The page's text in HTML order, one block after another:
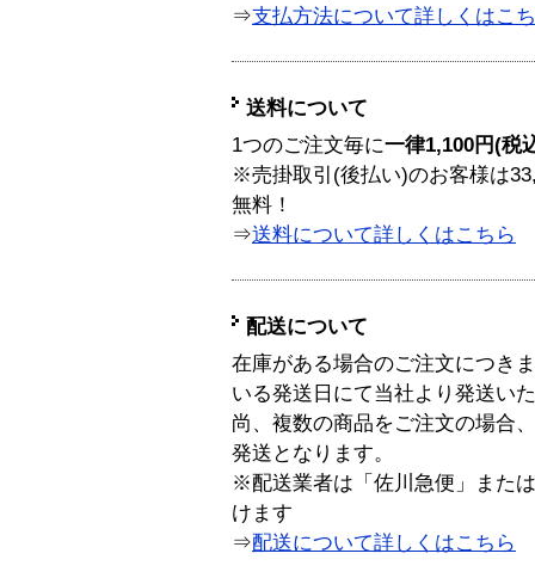
⇒支払方法について詳しくはこ
送料について
1つのご注文毎に一律1,100円(税
※売掛取引(後払い)のお客様は
無料！
⇒送料について詳しくはこちら
配送について
在庫がある場合のご注文につき
いる発送日にて当社より発送い
尚、複数の商品をご注文の場合
発送となります。
※配送業者は「佐川急便」また
けます
⇒配送について詳しくはこちら